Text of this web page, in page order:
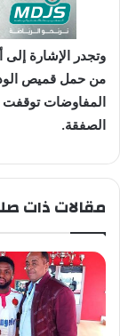
وتجدر الإشارة إلى
من حمل قميص
المفاوضات توقفت
الصفقة.
مقالات ذات